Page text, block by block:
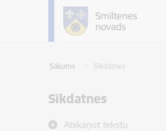
Pāriet uz lapas saturu
Sākums Sīkdatnes
Sīkdatnes
Atskaņot tekstu